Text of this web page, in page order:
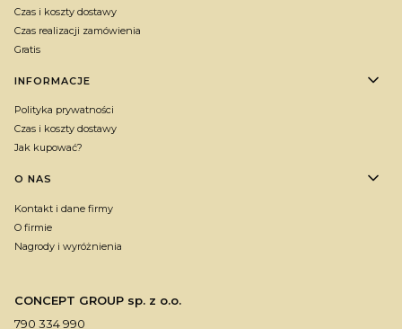
Czas i koszty dostawy
Czas realizacji zamówienia
Gratis
INFORMACJE
Polityka prywatności
Czas i koszty dostawy
Jak kupować?
O NAS
Kontakt i dane firmy
O firmie
Nagrody i wyróżnienia
CONCEPT GROUP sp. z o.o.
790 334 990